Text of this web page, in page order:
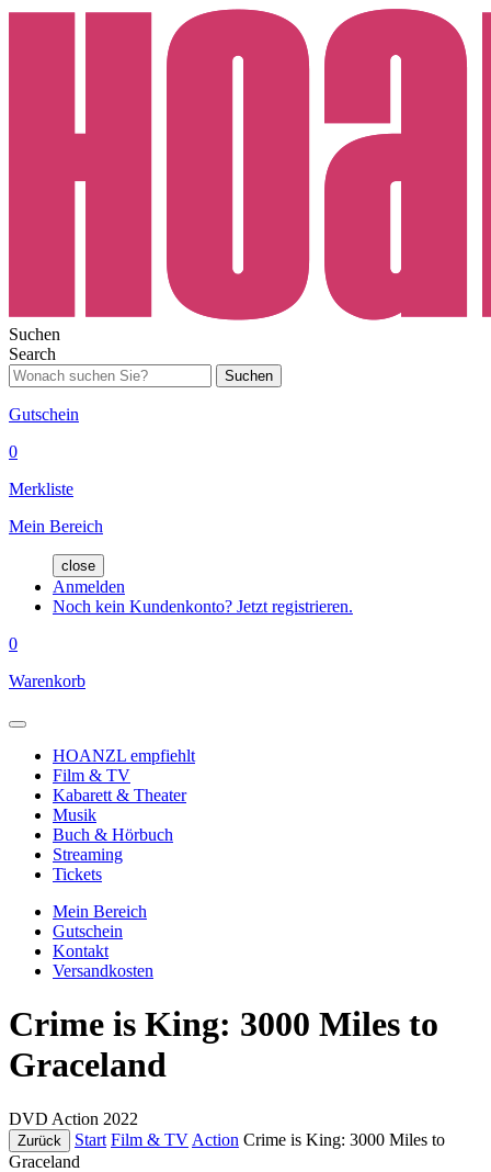
Suchen
Search
Suchen
Gutschein
0
Merkliste
Mein Bereich
close
Anmelden
Noch kein Kundenkonto? Jetzt registrieren.
0
Warenkorb
HOANZL empfiehlt
Film & TV
Kabarett & Theater
Musik
Buch & Hörbuch
Streaming
Tickets
Mein Bereich
Gutschein
Kontakt
Versandkosten
Crime is King: 3000 Miles to
Graceland
DVD Action 2022
Zurück Start Film & TV Action Crime is King: 3000 Miles to
Graceland